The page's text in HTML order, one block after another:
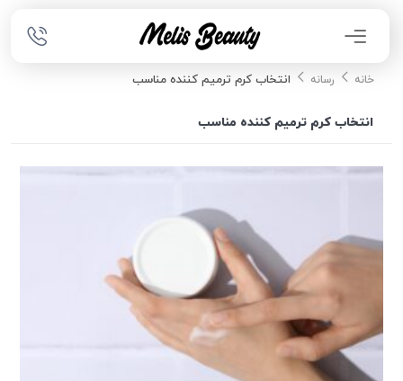
خانه رسانه انتخاب کرم ترمیم کننده مناسب
انتخاب کرم ترمیم کننده مناسب